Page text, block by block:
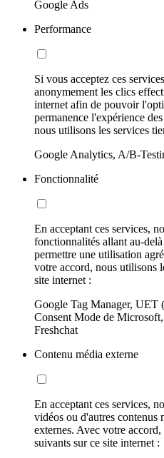
Google Ads
Performance
Si vous acceptez ces
anonymement les clics
internet afin de pouvoir
permanence l'expérience
nous utilisons les services
Google Analytics, A/B-
Fonctionnalité
En acceptant ces services,
fonctionnalités allant au-
permettre une utilisation
votre accord, nous utilisons
site internet :
Google Tag Manager, UET
Consent Mode de
Freshchat
Contenu média externe
En acceptant ces services,
vidéos ou d'autres contenus
externes. Avec votre
suivants sur ce site internet :